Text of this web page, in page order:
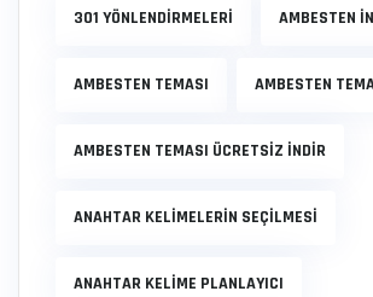
301 YÖNLENDIRMELERI AMBESTEN
AMBESTEN TEMASI AMBESTEN
AMBESTEN TEMASI ÜCRETSIZ INDIR
ANAHTAR KELIMELERIN SEÇILMESI
ANAHTAR KELIME PLANLAYICI